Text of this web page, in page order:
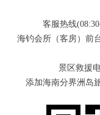
客服热线
海钓会所（客房）前
景区救援
添加海南分界洲岛